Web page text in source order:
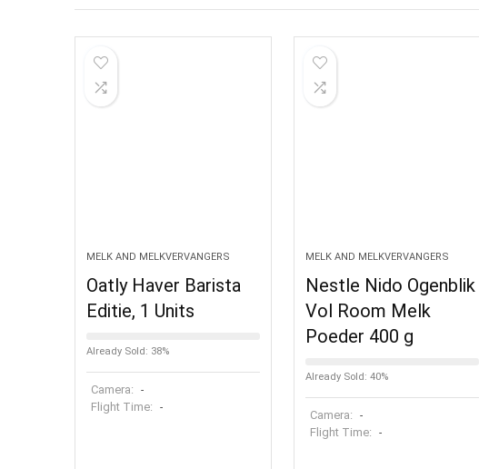
MELK AND MELKVERVANGERS
Oatly Haver Barista
Editie, 1 Units
Already Sold: 38%
Camera: -
Flight Time: -
MELK AND MELKVERVANGERS
Nestle Nido Ogenblik
Vol Room Melk
Poeder 400 g
Already Sold: 40%
Camera: -
Flight Time: -